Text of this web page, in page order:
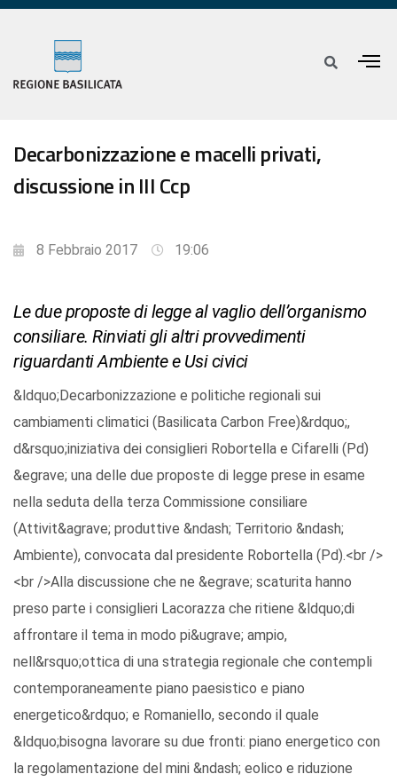
Decarbonizzazione e macelli privati,
discussione in III Ccp
8 Febbraio 2017 19:06
Le due proposte di legge al vaglio dell’organismo
consiliare. Rinviati gli altri provvedimenti
riguardanti Ambiente e Usi civici
&ldquo;Decarbonizzazione e politiche regionali sui
cambiamenti climatici (Basilicata Carbon Free)&rdquo;,
d&rsquo;iniziativa dei consiglieri Robortella e Cifarelli (Pd)
&egrave; una delle due proposte di legge prese in esame
nella seduta della terza Commissione consiliare
(Attivit&agrave; produttive &ndash; Territorio &ndash;
Ambiente), convocata dal presidente Robortella (Pd).<br />
<br />Alla discussione che ne &egrave; scaturita hanno
preso parte i consiglieri Lacorazza che ritiene &ldquo;di
affrontare il tema in modo pi&ugrave; ampio,
nell&rsquo;ottica di una strategia regionale che contempli
contemporaneamente piano paesistico e piano
energetico&rdquo; e Romaniello, secondo il quale
&ldquo;bisogna lavorare su due fronti: piano energetico con
la regolamentazione del mini &ndash; eolico e riduzione